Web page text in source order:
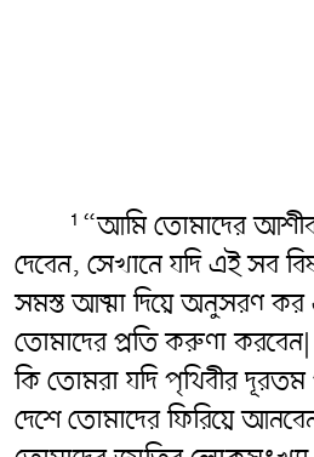
1 “আমি তোমাদের
দেবেন, সেখানে যদি এই সব
সমস্ত আত্মা দিয়ে অনুসরণ
তোমাদের প্রতি করুণা
কি তোমরা যদি পৃথিবীর দূরতম
দেশে তোমাদের ফিরিয়ে